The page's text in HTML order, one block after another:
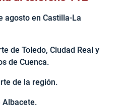
agosto en Castilla-La
de Toledo, Ciudad Real y
de Cuenca.
de la región.
Albacete.